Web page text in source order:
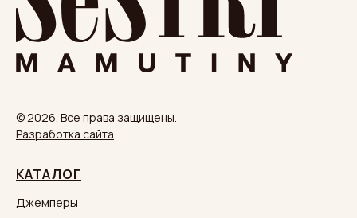
© 2026. Все права защищены.
Разработка сайта
КАТАЛОГ
Джемперы